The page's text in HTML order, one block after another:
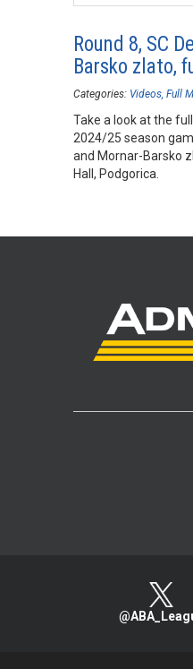
Round 8, SC
Barsko zlato,
Categories: Videos Full
Take a look at the
2024/25 season
and Mornar-Barsko
Hall, Podgorica.